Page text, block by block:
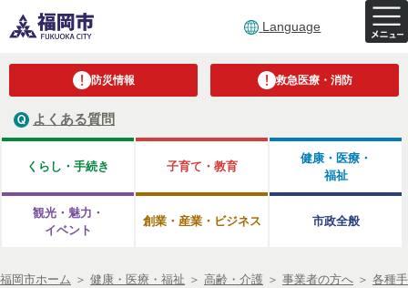
Language
防災情報 救急医療・消防
よくある質問
くらし・手続き 子育て・教育
健康・医療・
福祉
観光・魅力・
イベント
創業・産業・ビジネス 市政全般
福岡市ホーム ＞ 健康・医療・福祉 ＞ 高齢・介護 ＞ 事業者の方へ ＞ 各種手